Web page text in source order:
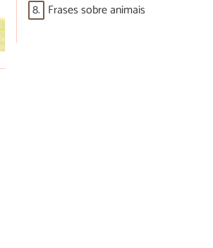
8. Frases sobre animais